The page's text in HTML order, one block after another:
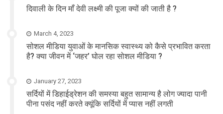
दिवाली के दिन माँ देवी लक्ष्मी की पूजा क्यों की जाती है ?
March 4, 2023
सोशल मीडिया युवाओं के मानसिक स्वास्थ्य को कैसे प्रभावित करता
है? क्या जीवन में ‘जहर’ घोल रहा सोशल मीडिया ?
January 27, 2023
सर्दियों में डिहाईड्रेशन की समस्या बहुत सामान्य है लोग ज्यादा पानी
पीना पसंद नहीं करते क्यूंकि सर्दियों में प्यास नहीं लगती